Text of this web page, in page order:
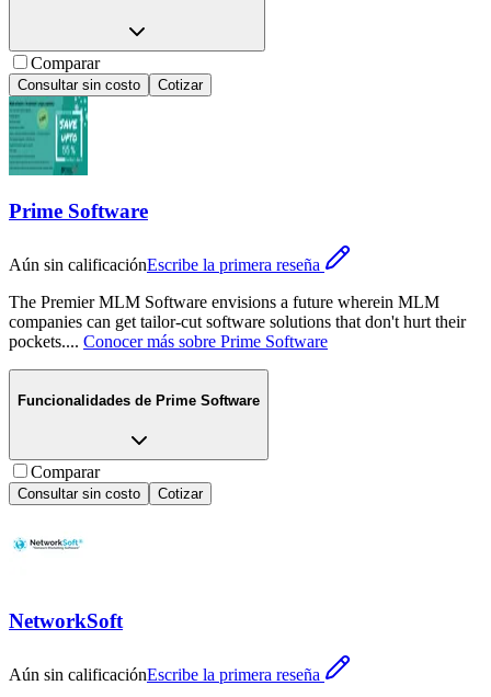
Comparar
Consultar sin costo Cotizar
Prime Software
Aún sin calificaciónEscribe la primera reseña
The Premier MLM Software envisions a future wherein MLM
companies can get tailor-cut software solutions that don't hurt their
pockets.... Conocer más sobre Prime Software
Funcionalidades de Prime Software
Comparar
Consultar sin costo Cotizar
NetworkSoft
Aún sin calificaciónEscribe la primera reseña